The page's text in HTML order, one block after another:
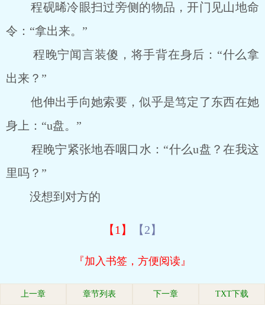
程砚晞冷眼扫过旁侧的物品，开门见山地命
令：“拿出来。”
程晚宁闻言装傻，将手背在身后：“什么拿
出来？”
他伸出手向她索要，似乎是笃定了东西在她
身上：“u盘。”
程晚宁紧张地吞咽口水：“什么u盘？在我这
里吗？”
没想到对方的
【1】 【2】
『加入书签，方便阅读』
上一章 章节列表 下一章 TXT下载